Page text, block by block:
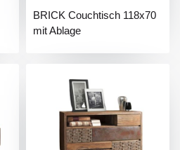
BRICK Couchtisch 118x70
mit Ablage